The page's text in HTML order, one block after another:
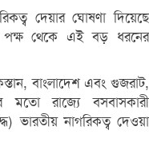
দেয়ার ঘোষণা দিয়েছে
পক্ষ থেকে এই বড় ধরনের
বাংলাদেশ এবং গুজরাট,
মতো রাজ্যে বসবাসকারী
ভারতীয় নাগরিকত্ব দেওয়া